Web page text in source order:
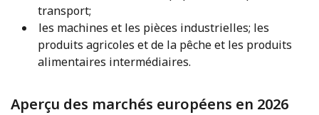
transport;
les machines et les pièces industrielles; les
produits agricoles et de la pêche et les produits
alimentaires intermédiaires.
Aperçu des marchés européens en 2026